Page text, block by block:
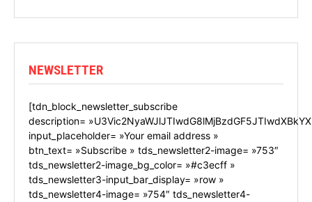
NEWSLETTER
[tdn_block_newsletter_subscribe
description=
input_placeholder= »Your email address »
btn_text= »Subscribe » tds_newsletter2-image= »753″
tds_newsletter2-image_bg_color= »#c3ecff »
tds_newsletter3-input_bar_display= »row »
tds_newsletter4-image= »754″ tds_newsletter4-